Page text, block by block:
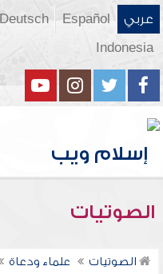
عربي Español
Indonesia
الصوتيات
الصوتيات علماء ودعاة